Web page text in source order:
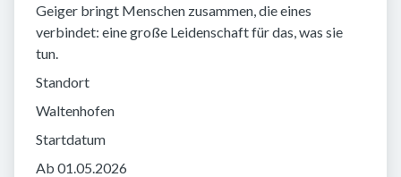
Geiger bringt Menschen zusammen, die eines
verbindet: eine große Leidenschaft für das, was sie
tun.
Standort
Waltenhofen
Startdatum
Ab 01.05.2026